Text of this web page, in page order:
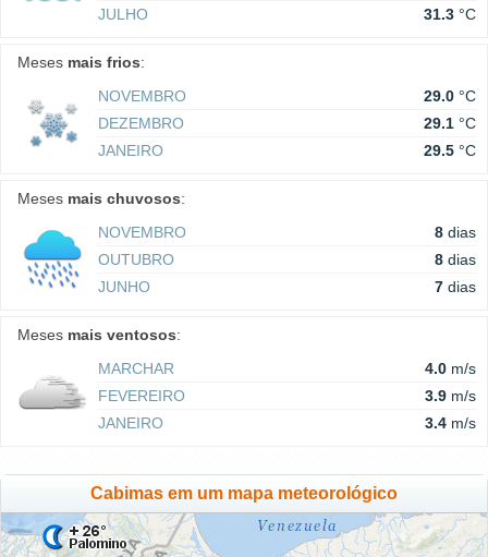
JULHO
31.3 °C
Meses mais frios:
NOVEMBRO
29.0 °C
DEZEMBRO
29.1 °C
JANEIRO
29.5 °C
Meses mais chuvosos:
NOVEMBRO
8 dias
OUTUBRO
8 dias
JUNHO
7 dias
Meses mais ventosos:
MARCHAR
4.0 m/s
FEVEREIRO
3.9 m/s
JANEIRO
3.4 m/s
Cabimas em um mapa meteorológico